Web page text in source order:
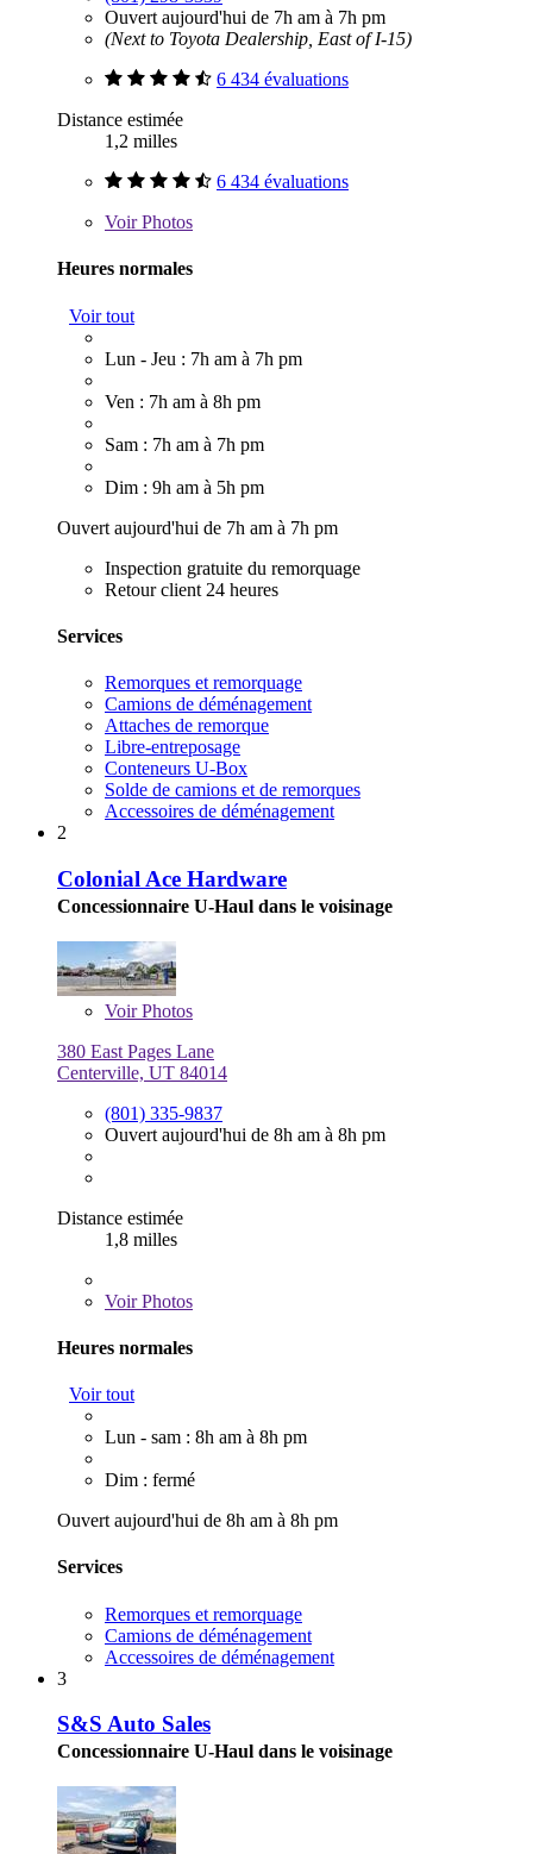
Ouvert aujourd'hui de 7h am à 7h pm
(Next to Toyota Dealership, East of I-15)
6 434 évaluations
Distance estimée
1,2 milles
6 434 évaluations
VoirPhotos
Heures normales
Voir tout
Lun - Jeu : 7h am à 7h pm
Ven : 7h am à 8h pm
Sam : 7h am à 7h pm
Dim : 9h am à 5h pm
Ouvert aujourd'hui de 7h am à 7h pm
Inspection gratuite du remorquage
Retour client 24 heures
Services
Remorques et remorquage
Camions de déménagement
Attaches de remorque
Libre-entreposage
Conteneurs U-Box
Solde de camions et de remorques
Accessoires de déménagement
2
Colonial Ace Hardware
Concessionnaire U-Haul dans le voisinage
VoirPhotos
380 East Pages Lane
Centerville, UT 84014
(801) 335-9837
Ouvert aujourd'hui de 8h am à 8h pm
Distance estimée
1,8 milles
VoirPhotos
Heures normales
Voir tout
Lun - sam : 8h am à 8h pm
Dim : fermé
Ouvert aujourd'hui de 8h am à 8h pm
Services
Remorques et remorquage
Camions de déménagement
Accessoires de déménagement
3
S&S Auto Sales
Concessionnaire U-Haul dans le voisinage